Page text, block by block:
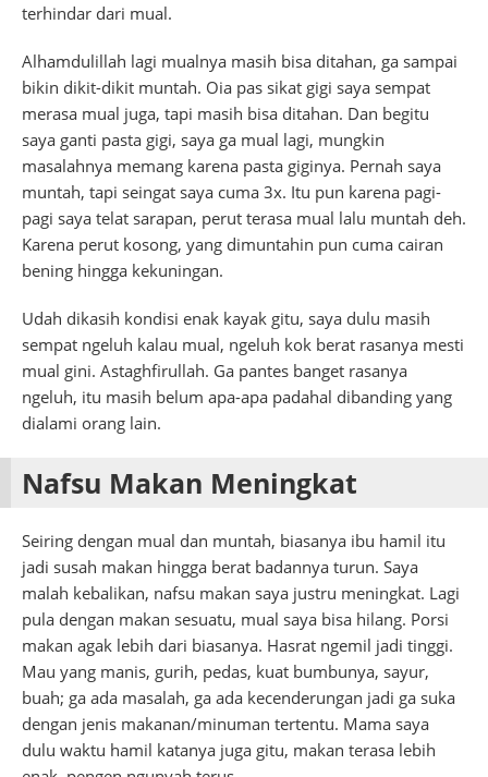
terhindar dari mual.
Alhamdulillah lagi mualnya masih bisa ditahan, ga sampai
bikin dikit-dikit muntah. Oia pas sikat gigi saya sempat
merasa mual juga, tapi masih bisa ditahan. Dan begitu
saya ganti pasta gigi, saya ga mual lagi, mungkin
masalahnya memang karena pasta giginya. Pernah saya
muntah, tapi seingat saya cuma 3x. Itu pun karena pagi-
pagi saya telat sarapan, perut terasa mual lalu muntah deh.
Karena perut kosong, yang dimuntahin pun cuma cairan
bening hingga kekuningan.
Udah dikasih kondisi enak kayak gitu, saya dulu masih
sempat ngeluh kalau mual, ngeluh kok berat rasanya mesti
mual gini. Astaghfirullah. Ga pantes banget rasanya
ngeluh, itu masih belum apa-apa padahal dibanding yang
dialami orang lain.
Nafsu Makan Meningkat
Seiring dengan mual dan muntah, biasanya ibu hamil itu
jadi susah makan hingga berat badannya turun. Saya
malah kebalikan, nafsu makan saya justru meningkat. Lagi
pula dengan makan sesuatu, mual saya bisa hilang. Porsi
makan agak lebih dari biasanya. Hasrat ngemil jadi tinggi.
Mau yang manis, gurih, pedas, kuat bumbunya, sayur,
buah; ga ada masalah, ga ada kecenderungan jadi ga suka
dengan jenis makanan/minuman tertentu. Mama saya
dulu waktu hamil katanya juga gitu, makan terasa lebih